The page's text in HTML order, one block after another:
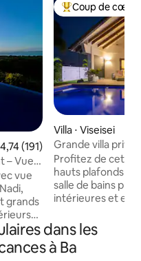
moyenne sur la
4,74 (191)
– Vue
vue
grands
À
d'une
aux
Coups de cœur
Coup de cœur
Villa ⋅ Viseisei
Grande villa
piscine et
Profitez de cette
hauts plafonds
salle de bains
intérieures et
parfaite pour une
un voyageur seul ! Grande piscine,
de volley-ball,
dans les
à Ba